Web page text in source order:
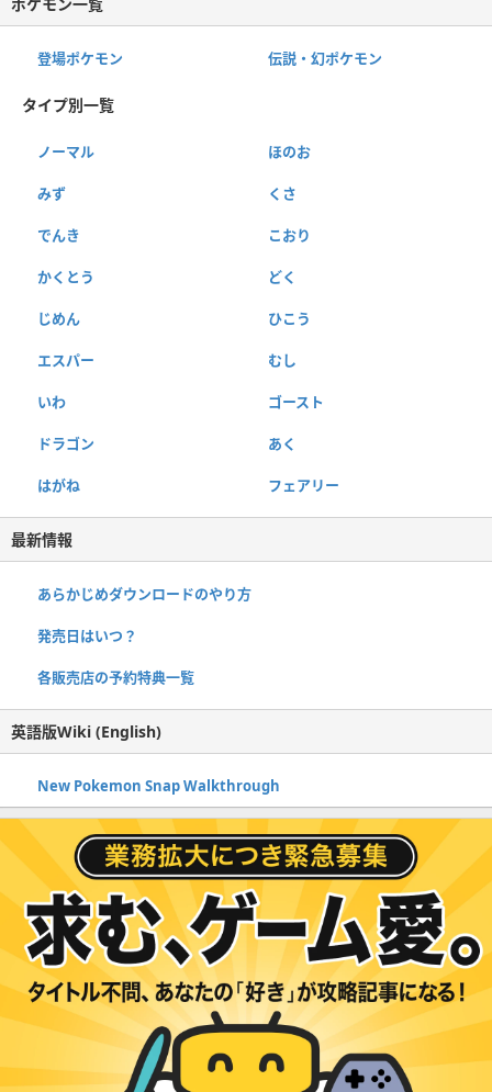
登場ポケモン 伝説・幻ポケモン
タイプ別一覧
ノーマル ほのお
みず くさ
でんき こおり
かくとう どく
じめん ひこう
エスパー むし
いわ ゴースト
ドラゴン あく
はがね フェアリー
最新情報
あらかじめダウンロードのやり方
発売日はいつ？
各販売店の予約特典一覧
英語版Wiki (English)
New Pokemon Snap Walkthrough